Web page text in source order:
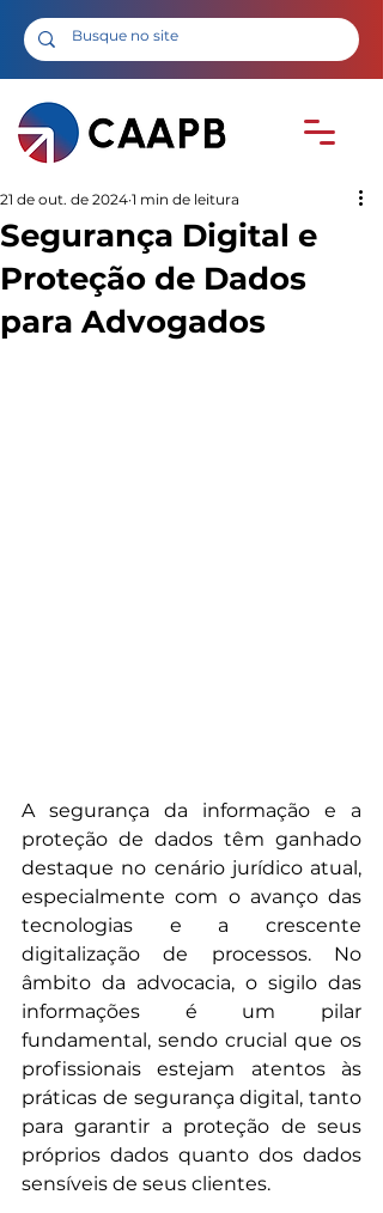
Segurança Digital e
Proteção de Dados
para Advogados
21 de out. de 2024 1 min de leitura
A segurança da informação e a
proteção de dados têm ganhado
destaque no cenário jurídico atual,
especialmente com o avanço das
tecnologias e a crescente
digitalização de processos. No
âmbito da advocacia, o sigilo das
informações é um pilar
fundamental, sendo crucial que os
profissionais estejam atentos às
práticas de segurança digital, tanto
para garantir a proteção de seus
próprios dados quanto dos dados
sensíveis de seus clientes.